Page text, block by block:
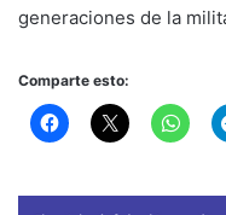
generaciones de la
Comparte esto: